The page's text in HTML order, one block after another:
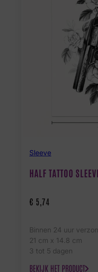
Sleeve
HALF TATTOO
€ 5,74
Binnen 24 uur
21 cm x 14.8 cm
3 tot 5 dagen
BEKIJK HET PRODUCT